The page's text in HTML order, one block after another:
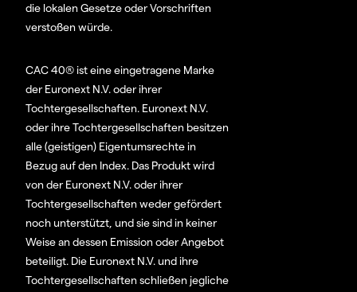
die lokalen Gesetze oder Vorschriften
verstoßen würde.
CAC 40® ist eine eingetragene Marke
der Euronext N.V. oder ihrer
Tochtergesellschaften. Euronext N.V.
oder ihre Tochtergesellschaften besitzen
alle (geistigen) Eigentumsrechte in
Bezug auf den Index. Das Produkt wird
von der Euronext N.V. oder ihrer
Tochtergesellschaften weder gefördert
noch unterstützt, und sie sind in keiner
Weise an dessen Emission oder Angebot
beteiligt. Die Euronext N.V. und ihre
Tochtergesellschaften schließen jegliche